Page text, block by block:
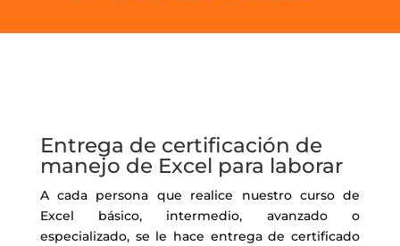
Entrega de certificación de
manejo de Excel para laborar
A cada persona que realice nuestro curso de
Excel básico, intermedio, avanzado o
especializado, se le hace entrega de certificado